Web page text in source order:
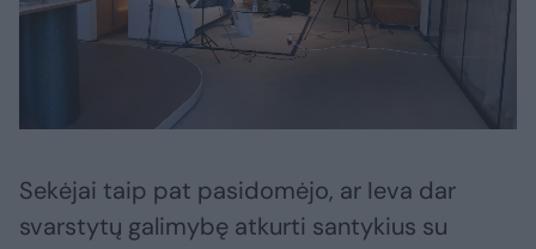
Sekėjai taip pat pasidomėjo, ar Ieva dar
svarstytų galimybę atkurti santykius su